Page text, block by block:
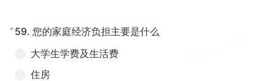
* 59. 您的家庭经济负担主要是什么
大学生学费及生活费
住房